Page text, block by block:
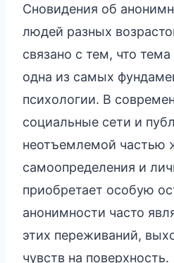
Сновидения об
людей разных
связано с тем, что
одна из самых
психологии. В
социальные сети и
неотъемлемой частью
самоопределения и
приобретает особую
анонимности часто
этих переживаний,
чувств на поверхность.